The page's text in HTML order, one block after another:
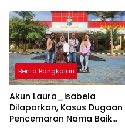
Berita Bangkalan
Akun Laura_isabela
Dilaporkan, Kasus Dugaan
Pencemaran Nama Baik